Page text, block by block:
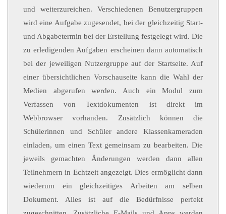
und weiterzureichen. Verschiedenen Benutzergruppen
wird eine Aufgabe zugesendet, bei der gleichzeitig Start-
und Abgabetermin bei der Erstellung festgelegt wird. Die
zu erledigenden Aufgaben erscheinen dann automatisch
bei der jeweiligen Nutzergruppe auf der Startseite. Auf
einer übersichtlichen Vorschauseite kann die Wahl der
Medien abgerufen werden. Auch ein Modul zum
Verfassen von Textdokumenten ist direkt im
Webbrowser vorhanden. Zusätzlich können die
Schülerinnen und Schüler andere Klassenkameraden
einladen, um einen Text gemeinsam zu bearbeiten. Die
jeweils gemachten Änderungen werden dann allen
Teilnehmern in Echtzeit angezeigt. Dies ermöglicht dann
wiederum ein gleichzeitiges Arbeiten am selben
Dokument. Alles ist auf die Bedürfnisse perfekt